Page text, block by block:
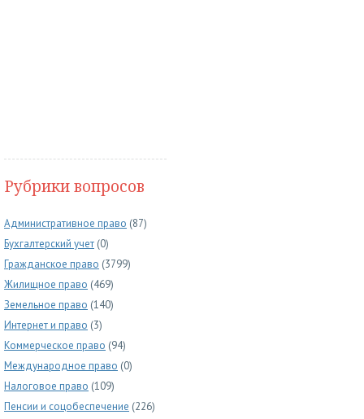
Рубрики вопросов
Административное право (87)
Бухгалтерский учет (0)
Гражданское право (3799)
Жилищное право (469)
Земельное право (140)
Интернет и право (3)
Коммерческое право (94)
Международное право (0)
Налоговое право (109)
Пенсии и соцобеспечение (226)